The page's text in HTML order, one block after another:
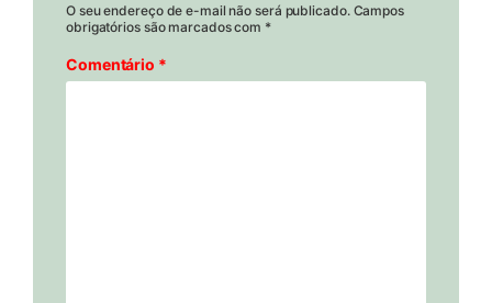
O seu endereço de e-mail não será publicado. Campos
obrigatórios são marcados com *
Comentário *